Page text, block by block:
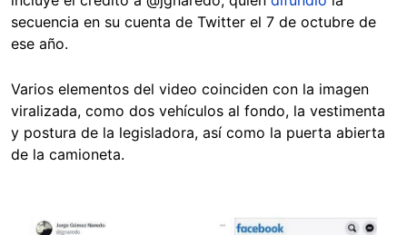
secuencia en su cuenta de Twitter el 7 de octubre de
ese año.
Varios elementos del video coinciden con la imagen
viralizada, como dos vehículos al fondo, la vestimenta
y postura de la legisladora, así como la puerta abierta
de la camioneta.
Image